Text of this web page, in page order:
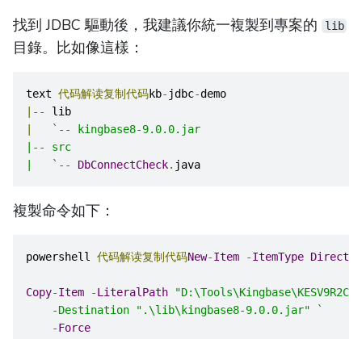
找到 JDBC 驅動後，我建議你統一複製到專案的
lib
目錄。比如像這樣：
text 代码解读复制代码kb- jdbc-demo
|--
lib
`-- kingbase8-9.0.0.jar
|-- src
|   ` -- DbConnectCheck. java
複製命令如下：
powershell 代码解读复制代码New-Item -ItemType
Copy-Item -LiteralPath
    -Destination ".\lib\kingbase8-9.0.0.jar" `
-Force